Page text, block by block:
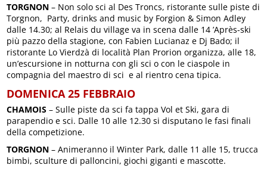
TORGNON – Non solo sci al Des Troncs, ristorante sulle piste di
Torgnon, Party, drinks and music by Forgion & Simon Adley
dalle 14.30; al Relais du village va in scena dalle 14 ’Après-ski
più pazzo della stagione, con Fabien Lucianaz e Dj Bado; il
ristorante Lo Vierdzà di località Plan Prorion organizza, alle 18,
un’escursione in notturna con gli sci o con le ciaspole in
compagnia del maestro di sci e al rientro cena tipica.
DOMENICA 25 FEBBRAIO
CHAMOIS – Sulle piste da sci fa tappa Vol et Ski, gara di
parapendio e sci. Dalle 10 alle 12.30 si disputano le fasi finali
della competizione.
TORGNON – Animeranno il Winter Park, dalle 11 alle 15, trucca
bimbi, sculture di palloncini, giochi giganti e mascotte.